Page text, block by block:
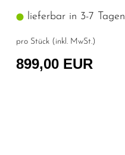
lieferbar in 3-7 Tagen
pro Stück (inkl. MwSt.)
899,00 EUR